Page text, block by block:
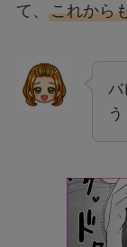
て、 これから
バ
う